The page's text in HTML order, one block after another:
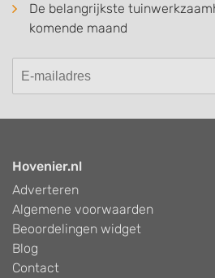
De belangrijkste
komende maand
Hovenier.nl
Adverteren
Algemene voorwaarden
Beoordelingen widget
Blog
Contact